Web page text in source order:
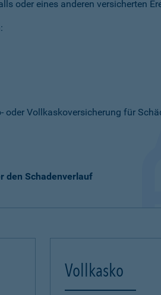
oder eines anderen versicherten
Vollkaskoversicherung für
den Schadenverlauf
Vollkasko